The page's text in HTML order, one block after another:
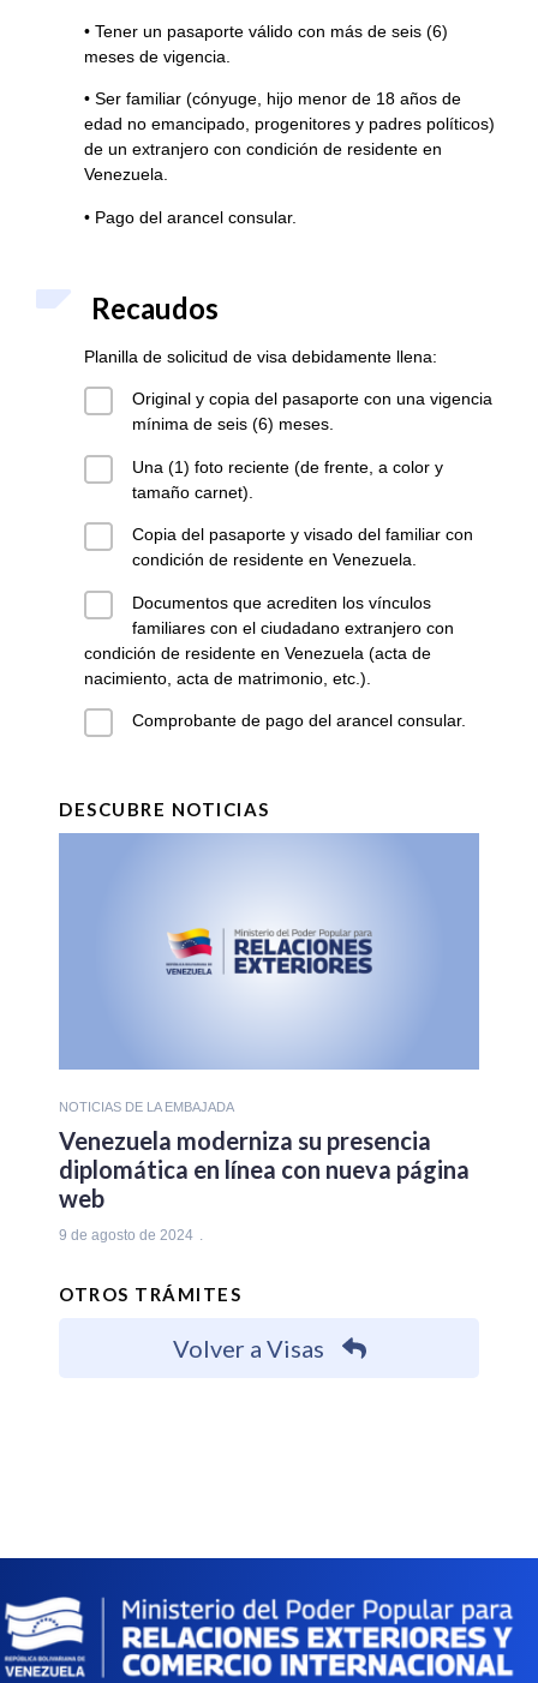
• Tener un pasaporte válido con más de seis (6)
meses de vigencia.
• Ser familiar (cónyuge, hijo menor de 18 años de
edad no emancipado, progenitores y padres políticos)
de un extranjero con condición de residente en
Venezuela.
• Pago del arancel consular.
Recaudos
Planilla de solicitud de visa debidamente llena:
Original y copia del pasaporte con una vigencia
mínima de seis (6) meses.
Una (1) foto reciente (de frente, a color y
tamaño carnet).
Copia del pasaporte y visado del familiar con
condición de residente en Venezuela.
Documentos que acrediten los vínculos
familiares con el ciudadano extranjero con
condición de residente en Venezuela (acta de
nacimiento, acta de matrimonio, etc.).
Comprobante de pago del arancel consular.
DESCUBRE NOTICIAS
NOTICIAS DE LA EMBAJADA
Venezuela moderniza su presencia
diplomática en línea con nueva página
web
9 de agosto de 2024
OTROS TRÁMITES
Volver a Visas